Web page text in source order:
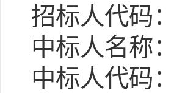
招标人代码
中标人名称
中标人代码